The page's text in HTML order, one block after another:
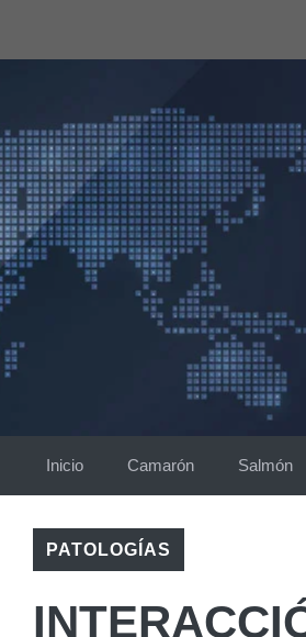
Inicio Camarón Salmón
PATOLOGÍAS